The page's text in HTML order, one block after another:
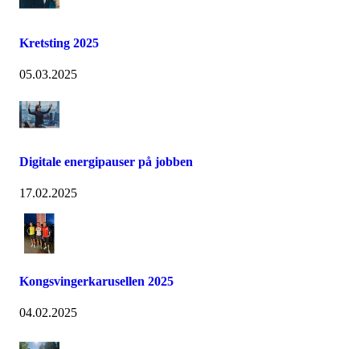
Kretsting 2025
05.03.2025
Digitale energipauser på jobben
17.02.2025
Kongsvingerkarusellen 2025
04.02.2025